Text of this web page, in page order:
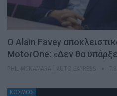
Ο Alain Favey
MotorOne: «Δεν θα
ΚΟΣΜΟΣ